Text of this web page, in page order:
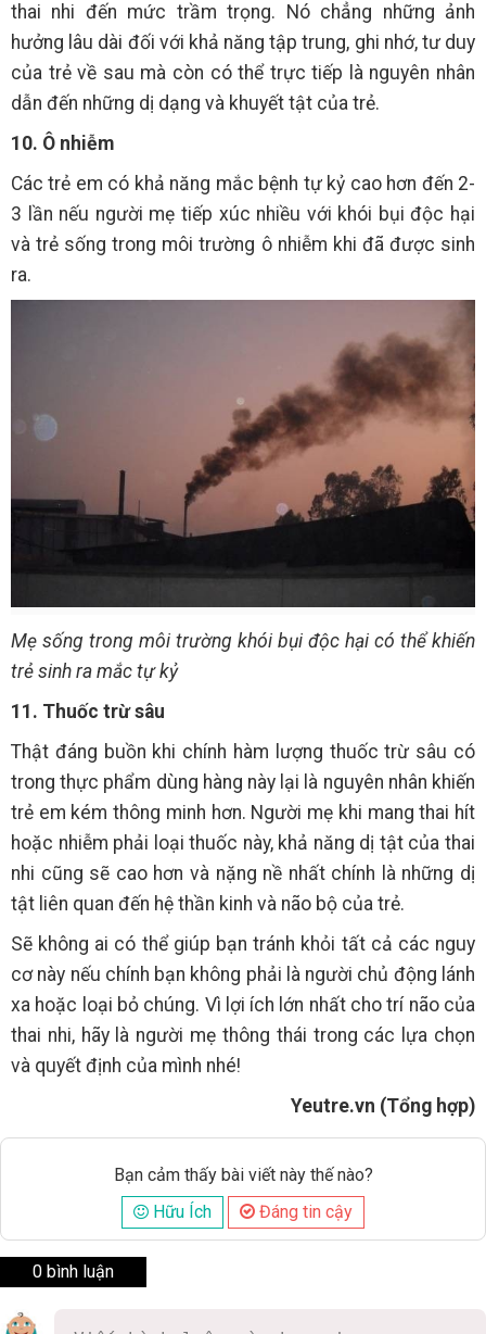
thai nhi đến mức trầm trọng. Nó chẳng những ảnh
hưởng lâu dài đối với khả năng tập trung, ghi nhớ, tư duy
của trẻ về sau mà còn có thể trực tiếp là nguyên nhân
dẫn đến những dị dạng và khuyết tật của trẻ.
10. Ô nhiễm
Các trẻ em có khả năng mắc bệnh tự kỷ cao hơn đến 2-
3 lần nếu người mẹ tiếp xúc nhiều với khói bụi độc hại
và trẻ sống trong môi trường ô nhiễm khi đã được sinh
ra.
Mẹ sống trong môi trường khói bụi độc hại có thể khiến
trẻ sinh ra mắc tự kỷ
11. Thuốc trừ sâu
Thật đáng buồn khi chính hàm lượng thuốc trừ sâu có
trong thực phẩm dùng hàng này lại là nguyên nhân khiến
trẻ em kém thông minh hơn. Người mẹ khi mang thai hít
hoặc nhiễm phải loại thuốc này, khả năng dị tật của thai
nhi cũng sẽ cao hơn và nặng nề nhất chính là những dị
tật liên quan đến hệ thần kinh và não bộ của trẻ.
Sẽ không ai có thể giúp bạn tránh khỏi tất cả các nguy
cơ này nếu chính bạn không phải là người chủ động lánh
xa hoặc loại bỏ chúng. Vì lợi ích lớn nhất cho trí não của
thai nhi, hãy là người mẹ thông thái trong các lựa chọn
và quyết định của mình nhé!
Yeutre.vn (Tổng hợp)
Bạn cảm thấy bài viết này thế nào?
Hữu Ích
Đáng tin cậy
0 bình luận